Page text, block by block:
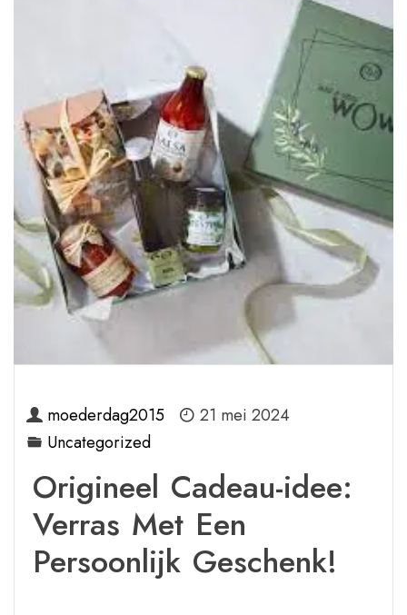
moederdag2015
21 mei 2024
Uncategorized
Origineel Cadeau-idee:
Verras Met Een
Persoonlijk Geschenk!